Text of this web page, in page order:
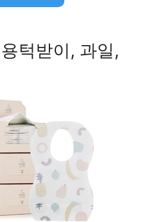
턱받이, 과일,